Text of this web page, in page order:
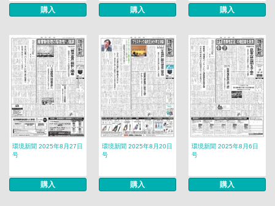
購入 購入 購入
環境新聞 2025年8月27日
号
購入
環境新聞 2025年8月20日
号
購入
環境新聞 2025年8月6日
号
購入